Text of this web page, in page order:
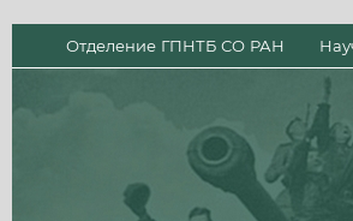
Отделение ГПНТБ СО РАН